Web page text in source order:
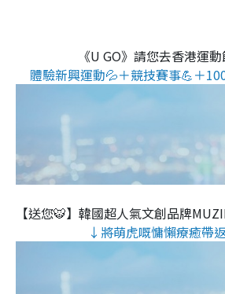
《U GO》請您去香港運動
體驗新興運動💦＋競技賽事💪＋
【送您🐯】韓國超人氣文創品牌
↓將萌虎嘅慵懶療癒帶